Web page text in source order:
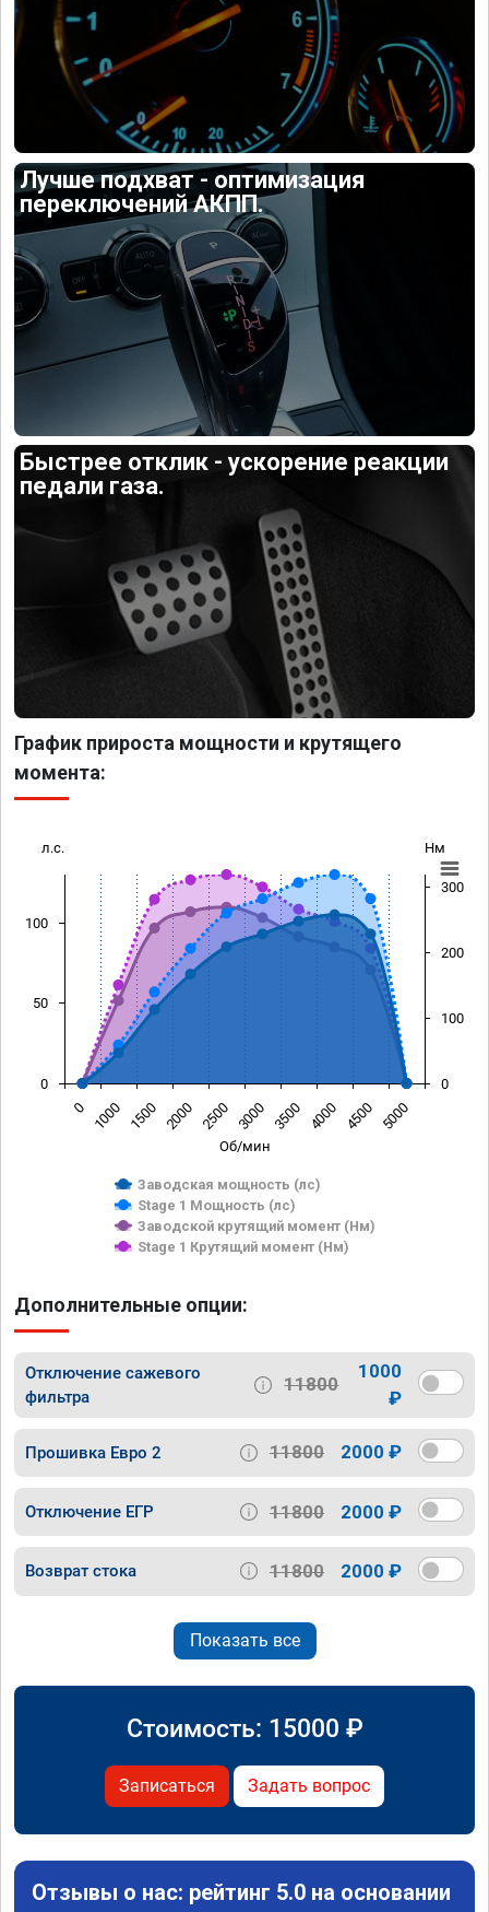
Лучше подхват - оптимизация
переключений АКПП.
Быстрее отклик - ускорение реакции
педали газа.
График прироста мощности и крутящего
момента:
Об/мин
л.с. Нм
Заводская мощность (лс)
Stage 1 Мощность (лс)
Заводской крутящий момент (Нм)
Stage 1 Крутящий момент (Нм)
0 1000 1500 2000 2500 3000 3500 4000 4500 5000
0
50
100
0
100
200
300
Дополнительные опции:
Отключение сажевого
фильтра
11800
1000
₽
Прошивка Евро 2 11800 2000 ₽
Отключение ЕГР 11800 2000 ₽
Возврат стока 11800 2000 ₽
Показать все
Стоимость: 15000 ₽
Записаться Задать вопрос
Отзывы о нас: рейтинг 5.0 на основании